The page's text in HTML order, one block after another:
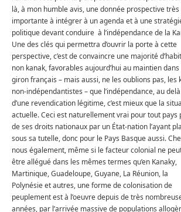
là, à mon humble avis, une donnée prospective très
importante à intégrer à un agenda et à une
politique devant conduire à l’indépendance de la
Une des clés qui permettra d’ouvrir la porte à cette
perspective, c’est de convaincre une majorité
non kanak, favorables aujourd’hui au maintien dans
giron français – mais aussi, ne les oublions pas, les
non-indépendantistes – que l’indépendance, au delà
d’une revendication légitime, c’est mieux que la
actuelle. Ceci est naturellement vrai pour tout pays
de ses droits nationaux par un État-nation l’ayant
sous sa tutelle, donc pour le Pays Basque aussi.
nous également, même si le facteur colonial ne
être allégué dans les mêmes termes qu’en Kanaky,
Martinique, Guadeloupe, Guyane, La Réunion, la
Polynésie et autres, une forme de colonisation de
peuplement est à l’oeuvre depuis de très
années, par l’arrivée massive de populations